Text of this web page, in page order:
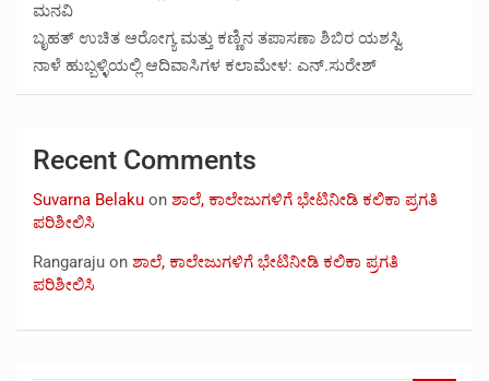
ಮನವಿ
ಬೃಹತ್ ಉಚಿತ ಆರೋಗ್ಯ ಮತ್ತು ಕಣ್ಣಿನ ತಪಾಸಣಾ ಶಿಬಿರ ಯಶಸ್ವಿ
ನಾಳೆ ಹುಬ್ಬಳ್ಳಿಯಲ್ಲಿ ಆದಿವಾಸಿಗಳ ಕಲಾಮೇಳ: ಎನ್.ಸುರೇಶ್
Recent Comments
Suvarna Belaku on ಶಾಲೆ, ಕಾಲೇಜುಗಳಿಗೆ ಭೇಟಿನೀಡಿ ಕಲಿಕಾ ಪ್ರಗತಿ
ಪರಿಶೀಲಿಸಿ
Rangaraju on ಶಾಲೆ, ಕಾಲೇಜುಗಳಿಗೆ ಭೇಟಿನೀಡಿ ಕಲಿಕಾ ಪ್ರಗತಿ
ಪರಿಶೀಲಿಸಿ